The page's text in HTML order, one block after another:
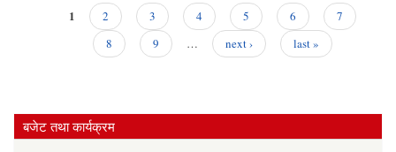
1 2 3 4 5 6
7
8
9 … next › last »
बजेट तथा कार्यक्रम